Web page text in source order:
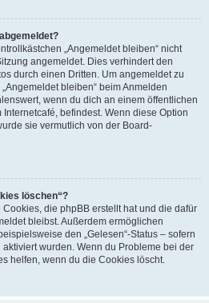
„Angemeldet bleiben“ nicht
angemeldet. Dies verhindert den
durch einen Dritten. Um angemeldet zu
bleiben“ beim Anmelden
wenn du dich an einem öffentlichen
befindest. Wenn diese Option
sie vermutlich von der Board-
löschen“?
Cookies, die phpBB erstellt hat und die dafür
bleibst. Außerdem ermöglichen
den „Gelesen“-Status – sofern
wurden. Wenn du Probleme bei der
helfen, wenn du die Cookies löscht.